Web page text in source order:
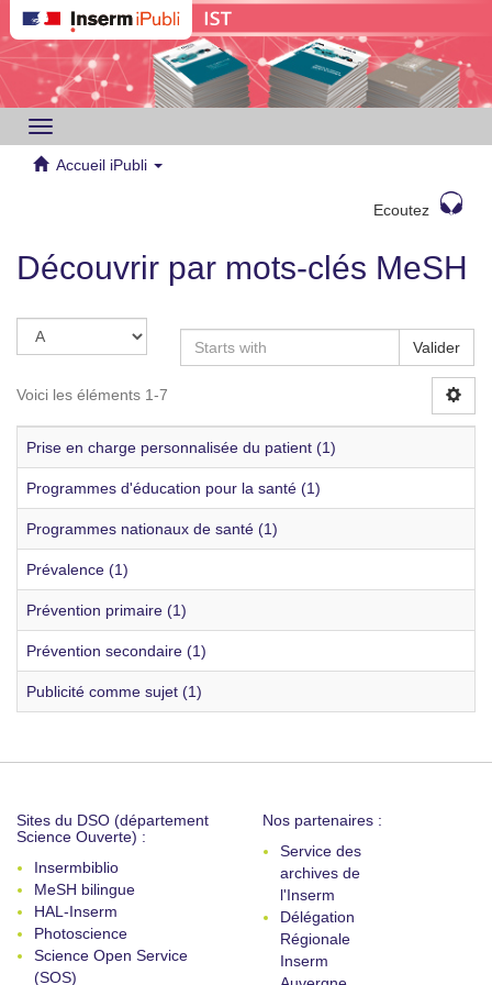
Toggle
navigation
Accueil iPubli
Ecoutez
Découvrir par mots-clés MeSH
Valider
Voici les éléments 1-7
Prise en charge personnalisée du patient (1)
Programmes d'éducation pour la santé (1)
Programmes nationaux de santé (1)
Prévalence (1)
Prévention primaire (1)
Prévention secondaire (1)
Publicité comme sujet (1)
Sites du DSO (département
Science Ouverte) :
Insermbiblio
MeSH bilingue
HAL-Inserm
Photoscience
Science Open Service
(SOS)
Nos partenaires :
Service des
archives de
l'Inserm
Délégation
Régionale
Inserm